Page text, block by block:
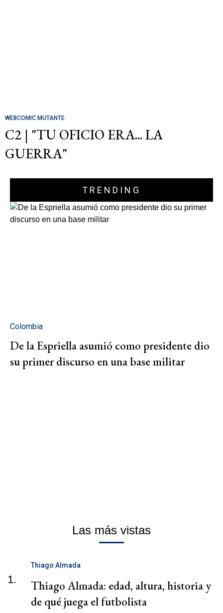
WEBCOMIC MUTANTE
C2 | "TU OFICIO ERA... LA
GUERRA"
TRENDING
Colombia
De la Espriella asumió como presidente dio
su primer discurso en una base militar
Las más vistas
1.
Thiago Almada
Thiago Almada: edad, altura, historia y
de qué juega el futbolista